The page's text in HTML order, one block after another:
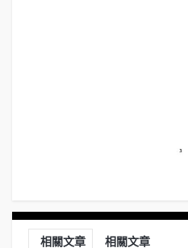
相關文章 相關文章